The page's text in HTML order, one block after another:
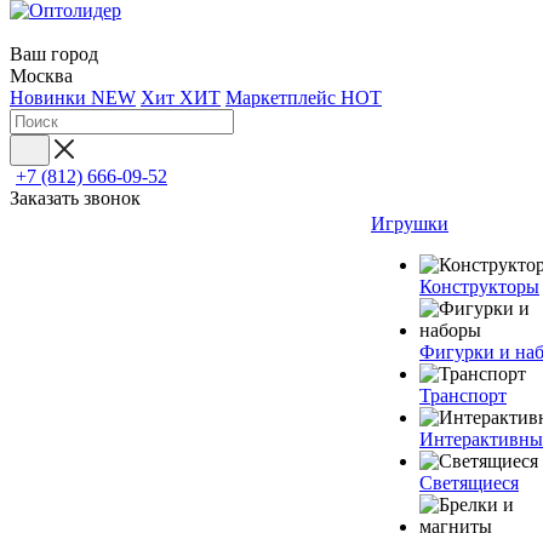
Ваш город
Москва
Новинки NEW Хит ХИТ Маркетплейс HOT
+7 (812) 666-09-52
Заказать звонок
Игрушки
Конструкторы
Фигурки и
Транспорт
Светящиеся